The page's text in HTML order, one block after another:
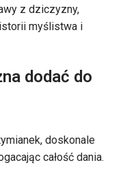
z dziczyzny,
myślistwa i
dodać do
doskonale
całość dania.